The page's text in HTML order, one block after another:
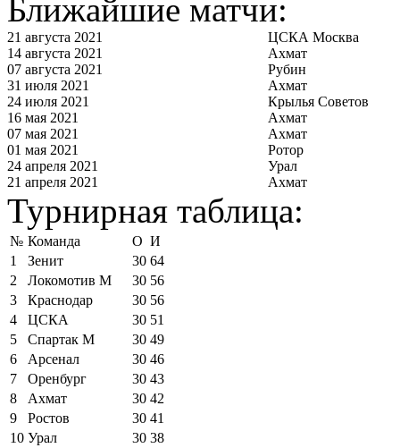
Ближайшие матчи:
21 августа 2021
ЦСКА Москва
14 августа 2021
Ахмат
07 августа 2021
Рубин
31 июля 2021
Ахмат
24 июля 2021
Крылья Советов
16 мая 2021
Ахмат
07 мая 2021
Ахмат
01 мая 2021
Ротор
24 апреля 2021
Урал
21 апреля 2021
Ахмат
Турнирная таблица:
№ Команда О И
1
Зенит 30 64
2
Локомотив М 30 56
3
Краснодар 30 56
4
ЦСКА 30 51
5
Спартак М 30 49
6
Арсенал 30 46
7
Оренбург 30 43
8
Ахмат 30 42
9
Ростов 30 41
10 Урал 30 38